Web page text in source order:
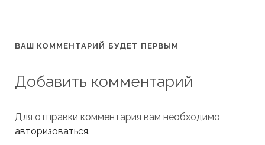
ВАШ КОММЕНТАРИЙ БУДЕТ ПЕРВЫМ
Добавить комментарий
Для отправки комментария вам необходимо
авторизоваться.